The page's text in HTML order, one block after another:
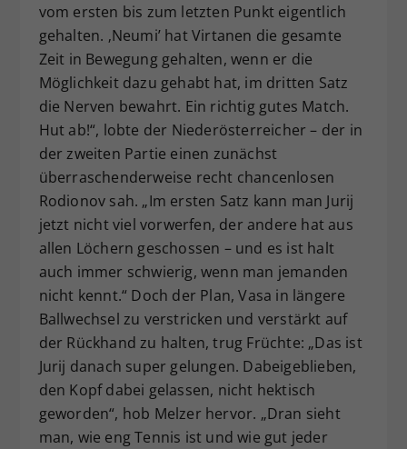
vom ersten bis zum letzten Punkt eigentlich
gehalten. ‚Neumi’ hat Virtanen die gesamte
Zeit in Bewegung gehalten, wenn er die
Möglichkeit dazu gehabt hat, im dritten Satz
die Nerven bewahrt. Ein richtig gutes Match.
Hut ab!“, lobte der Niederösterreicher – der in
der zweiten Partie einen zunächst
überraschenderweise recht chancenlosen
Rodionov sah. „Im ersten Satz kann man Jurij
jetzt nicht viel vorwerfen, der andere hat aus
allen Löchern geschossen – und es ist halt
auch immer schwierig, wenn man jemanden
nicht kennt.“ Doch der Plan, Vasa in längere
Ballwechsel zu verstricken und verstärkt auf
der Rückhand zu halten, trug Früchte: „Das ist
Jurij danach super gelungen. Dabeigeblieben,
den Kopf dabei gelassen, nicht hektisch
geworden“, hob Melzer hervor. „Dran sieht
man, wie eng Tennis ist und wie gut jeder